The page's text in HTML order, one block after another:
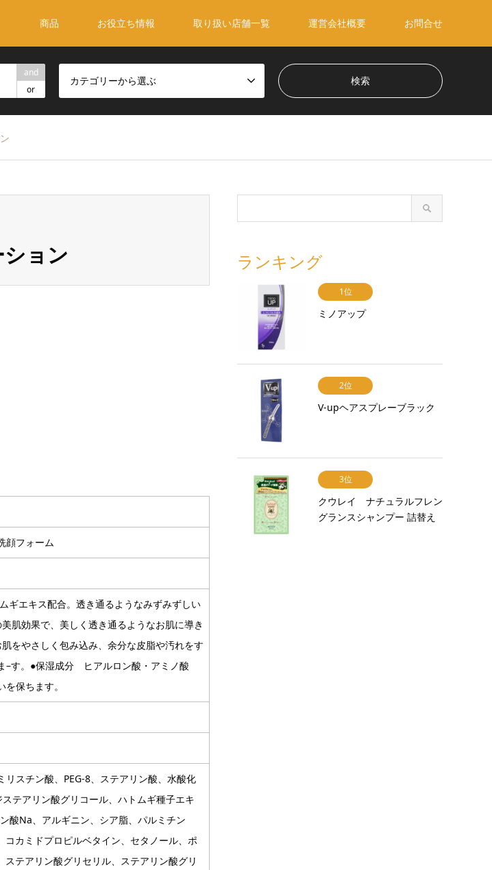
商品 お役立ち情報 取り扱い店舗一覧 運営会社概要 お問合せ
and
or
カテゴリーから選ぶ
ョン
顔フォーム
ギエキス配合。透き通るようなみずみずしい
肌効果で、美しく透き通るようなお肌に導き
をやさしく包み込み、余分な皮脂や汚れをす
–す。●保湿成分 ヒアルロン酸・アミノ酸
保ちます。
リスチン酸、PEG-8、ステアリン酸、水酸化
テアリン酸グリコール、ハトムギ種子エキ
酸Na、アルギニン、シア脂、パルミチン
コカミドプロピルベタイン、セタノール、ポ
ステアリン酸グリセリル、ステアリン酸グリ
ランキング
1位
ミノアップ
2位
V-upヘアスプレーブラック
3位
クウレイ ナチュラルフレン
グランスシャンプー 詰替え